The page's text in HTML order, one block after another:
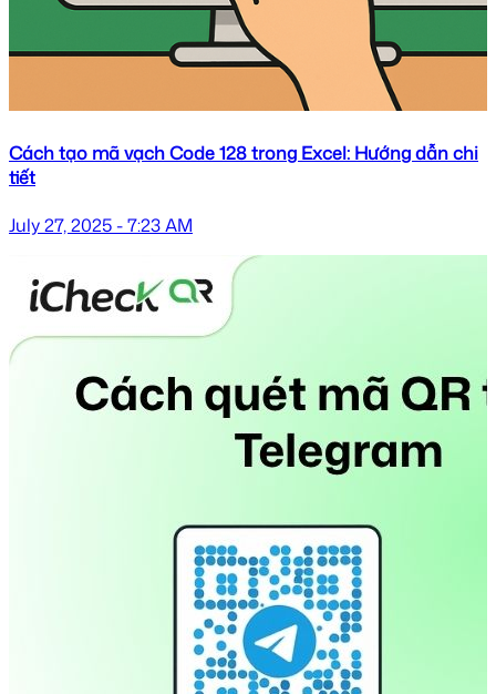
Cách tạo mã vạch Code 128 trong Excel: Hướng dẫn chi
tiết
July 27, 2025 - 7:23 AM